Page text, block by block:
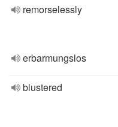
remorselessly
erbarmungslos
blustered